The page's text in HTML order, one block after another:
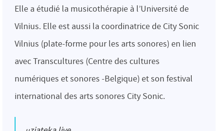
Elle a étudié la musicothérapie à l’Université de
Vilnius. Elle est aussi la coordinatrice de City Sonic
Vilnius (plate-forme pour les arts sonores) en lien
avec Transcultures (Centre des cultures
numériques et sonores -Belgique) et son festival
international des arts sonores City Sonic.